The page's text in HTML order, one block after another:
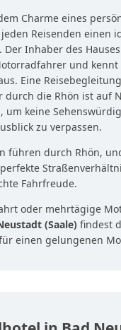
Charme eines
Reisenden einen
Inhaber des
und kennt
Eine
durch die Rhön ist auf
um keine
zu verpassen.
führen durch Rhön,
Fahrfreude.
oder mehrtägige
(Saale) findest
einen gelungenen